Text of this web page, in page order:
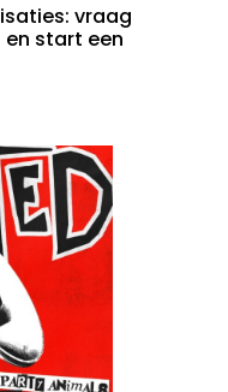
vraag
en start een